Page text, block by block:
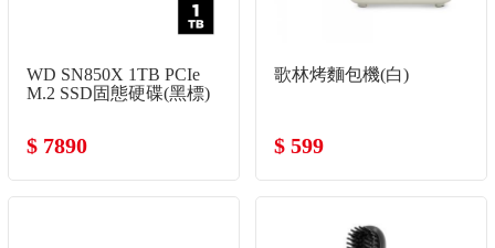
WD SN850X 1TB PCIe
M.2 SSD固態硬碟(黑標)
$ 7890
歌林烤麵包機(白)
$ 599